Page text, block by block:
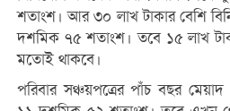
শতাংশ। আর ৩০ লাখ টাকার বেশি
দশমিক ৭৫ শতাংশ। তবে ১৫ লাখ
মতোই থাকবে।
পরিবার সঞ্চয়পত্রের পাঁচ বছর